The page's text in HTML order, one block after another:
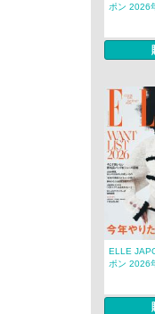
ポン 2026
ELLE
ポン 2026